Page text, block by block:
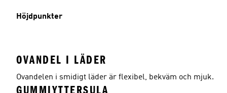
Höjdpunkter
OVANDEL I LÄDER
Ovandelen i smidigt läder är flexibel, bekväm och mjuk.
GUMMIYTTERSULA